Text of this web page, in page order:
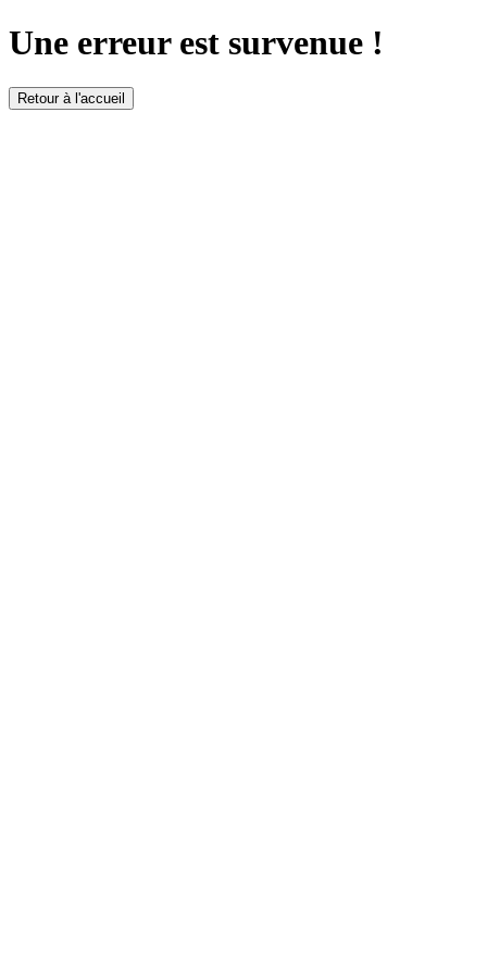
Une erreur est survenue !
Retour à l'accueil